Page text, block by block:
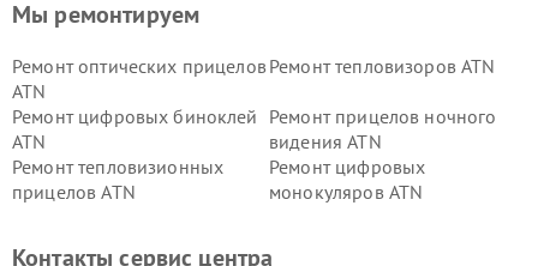
Мы ремонтируем
Ремонт оптических прицелов
ATN
Ремонт тепловизоров ATN
Ремонт цифровых биноклей
ATN
Ремонт прицелов ночного
видения ATN
Ремонт тепловизионных
прицелов ATN
Ремонт цифровых
монокуляров ATN
Контакты сервис центра